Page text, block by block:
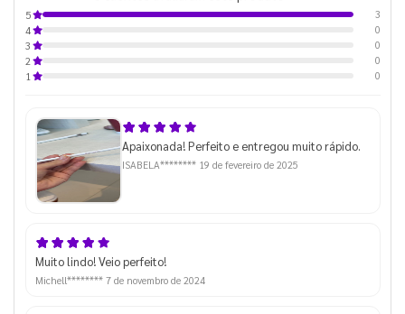
5
3
4
0
3
0
2
0
1
0
Apaixonada! Perfeito e entregou muito rápido.
ISABELA******** 19 de fevereiro de 2025
Muito lindo! Veio perfeito!
Michell******** 7 de novembro de 2024